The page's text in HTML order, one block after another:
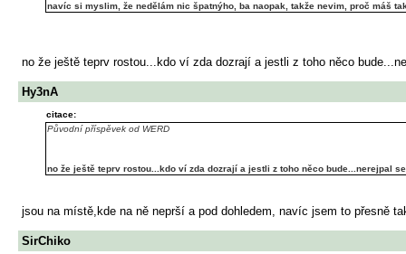
navíc si myslim, že nedělám nic špatnýho, ba naopak, takže nevim, proč máš
no že ještě teprv rostou...kdo ví zda dozrají a jestli z toho něco
Hy3nA
citace:
Původní příspěvek od WERD
no že ještě teprv rostou...kdo ví zda dozrají a jestli z toho něco bude...nerejpal
jsou na místě,kde na ně neprší a pod dohledem, navíc jsem to přesně
SirChiko